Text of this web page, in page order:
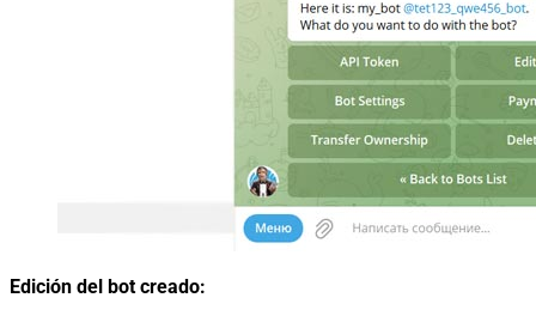
Edición del bot creado: